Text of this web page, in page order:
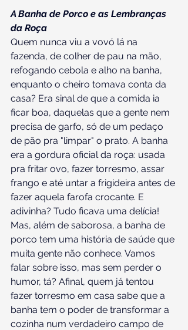
A Banha de Porco e as Lembranças
da Roça
Quem nunca viu a vovó lá na
fazenda, de colher de pau na mão,
refogando cebola e alho na banha,
enquanto o cheiro tomava conta da
casa? Era sinal de que a comida ia
ficar boa, daquelas que a gente nem
precisa de garfo, só de um pedaço
de pão pra "limpar" o prato. A banha
era a gordura oficial da roça: usada
pra fritar ovo, fazer torresmo, assar
frango e até untar a frigideira antes de
fazer aquela farofa crocante. E
adivinha? Tudo ficava uma delícia!
Mas, além de saborosa, a banha de
porco tem uma história de saúde que
muita gente não conhece. Vamos
falar sobre isso, mas sem perder o
humor, tá? Afinal, quem já tentou
fazer torresmo em casa sabe que a
banha tem o poder de transformar a
cozinha num verdadeiro campo de